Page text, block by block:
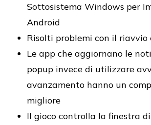
Sottosistema Windows per
Android
Risolti problemi con il riavvio
Le app che aggiornano le
popup invece di utilizzare
avanzamento hanno un
migliore
Il gioco controlla la finestra